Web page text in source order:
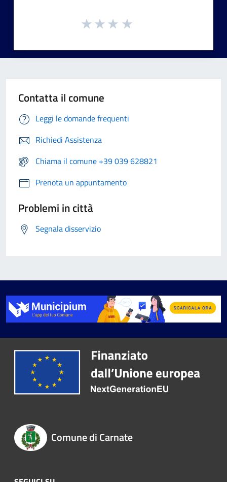
Contatta il comune
Leggi le domande frequenti
Richiedi Assistenza
Chiama il comune +39 039 628821
Prenota un appuntamento
Problemi in città
Segnala disservizio
Comune di Carnate